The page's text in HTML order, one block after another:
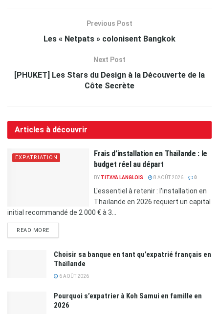
Previous Post
Les « Netpats » colonisent Bangkok
Next Post
[PHUKET] Les Stars du Design à la Découverte de la
Côte Secrète
Articles à découvrir
EXPATRIATION
Frais d’installation en Thaïlande : le
budget réel au départ
BY TITAYA LANGLOIS 8 AOÛT 2026 0
L'essentiel à retenir : l'installation en
Thaïlande en 2026 requiert un capital
initial recommandé de 2 000 € à 3...
READ MORE
Choisir sa banque en tant qu’expatrié français en
Thaïlande
6 AOÛT 2026
Pourquoi s’expatrier à Koh Samui en famille en
2026